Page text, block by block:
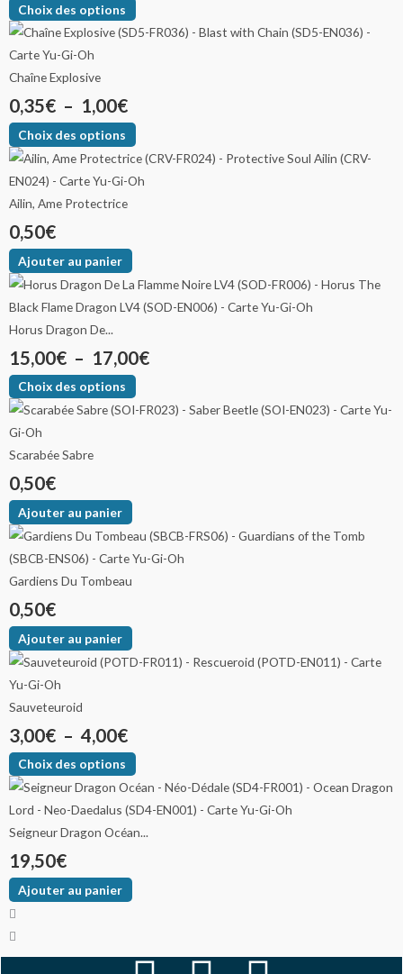
Choix des options
Chaîne Explosive
0,35€ – 1,00€
Choix des options
Ailin, Ame Protectrice
0,50€
Ajouter au panier
Horus Dragon De...
15,00€ – 17,00€
Choix des options
Scarabée Sabre
0,50€
Ajouter au panier
Gardiens Du Tombeau
0,50€
Ajouter au panier
Sauveteuroid
3,00€ – 4,00€
Choix des options
Seigneur Dragon Océan...
19,50€
Ajouter au panier